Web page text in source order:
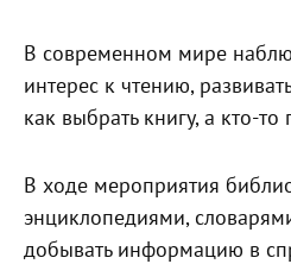
В современном мире
интерес к чтению,
как выбрать книгу, а кто-
В ходе мероприятия
энциклопедиями,
добывать информацию в